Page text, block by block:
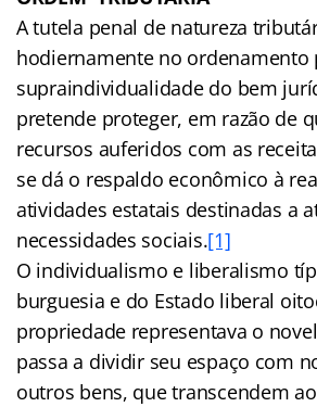
A tutela penal de natureza
hodiernamente no ordenamento
supraindividualidade do bem
pretende proteger, em razão de
recursos auferidos com as
se dá o respaldo econômico à
atividades estatais destinadas a
necessidades sociais.[1]
O individualismo e liberalismo
burguesia e do Estado liberal
propriedade representava o
passa a dividir seu espaço com
outros bens, que transcendem